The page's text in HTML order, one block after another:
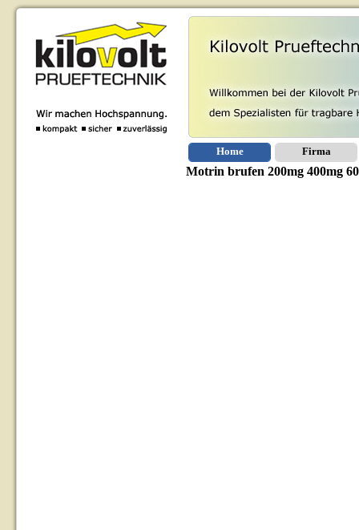
Home Firma
Motrin brufen 200mg 400mg